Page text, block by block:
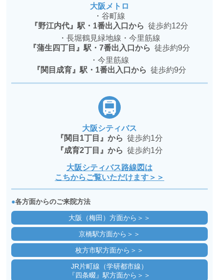
大阪メトロ
・谷町線
『野江内代』駅・1番出入口から徒歩約12分
・長堀鶴見緑地線・今里筋線
『蒲生四丁目』駅・7番出入口から 徒歩約9分
・今里筋線
『関目成育』駅・1番出入口から 徒歩約9分
大阪シティバス
『関目1丁目』から 徒歩約1分
『成育2丁目』から 徒歩約1分
大阪シティバス路線図は
こちからご覧いただけます＞＞
●各方面からのご来院方法
大阪（梅田）方面から＞＞
京橋駅方面から＞＞
枚方市駅方面から＞＞
JR片町線（学研都市線）
『四条畷』駅方面から＞＞